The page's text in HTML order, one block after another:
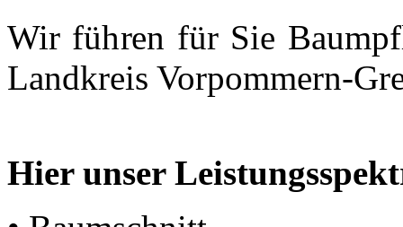
Wir führen für Sie
Landkreis Vorpommern-
Hier unser